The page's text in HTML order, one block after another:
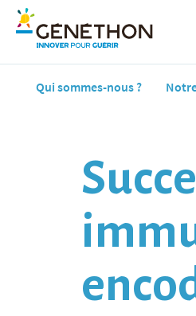
Qui sommes-nous ?